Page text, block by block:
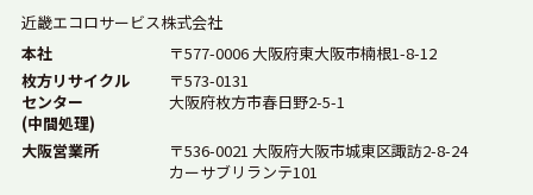
法律
産業廃棄物処理
ゴミ処分
コンクリートガラ
特別管理産業廃棄物
産業廃棄物の定義
業務用冷蔵庫
廃棄物処理
産業廃棄物業者
近畿エコロサービス株式会社
本社
〒577-0006 大阪府東大阪市楠根1-8-12
枚方リサイクル
センター
(中間処理)
〒573-0131
大阪府枚方市春日野2-5-1
大阪営業所
〒536-0021 大阪府大阪市城東区諏訪2-8-24
カーサブリランテ101